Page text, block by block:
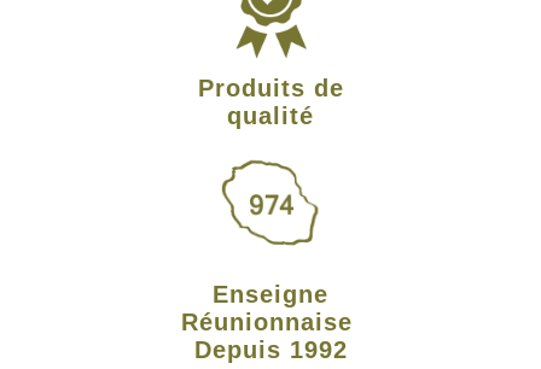
Produits de
qualité
Enseigne
Réunionnaise
Depuis 1992